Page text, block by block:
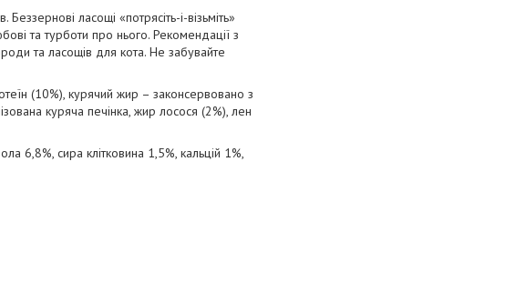
ласощі «потрясіть-і-візьміть»
та турботи про нього. Рекомендації з
та ласощів для кота. Не забувайте
(10%), курячий жир – законсервовано з
куряча печінка, жир лосося (2%), лен
6,8%, сира клітковина 1,5%, кальцій 1%,